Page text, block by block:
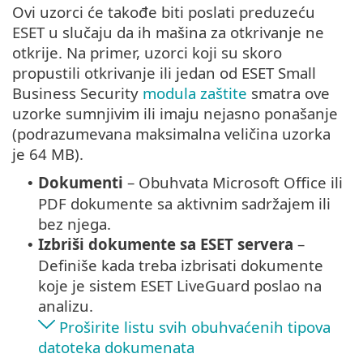
Ovi uzorci će takođe biti poslati preduzeću
ESET u slučaju da ih mašina za otkrivanje ne
otkrije. Na primer, uzorci koji su skoro
propustili otkrivanje ili jedan od ESET Small
Business Security modula zaštite smatra ove
uzorke sumnjivim ili imaju nejasno ponašanje
(podrazumevana maksimalna veličina uzorka
je 64 MB).
• Dokumenti – Obuhvata Microsoft Office ili
PDF dokumente sa aktivnim sadržajem ili
bez njega.
• Izbriši dokumente sa ESET servera –
Definiše kada treba izbrisati dokumente
koje je sistem ESET LiveGuard poslao na
analizu.
Proširite listu svih obuhvaćenih tipova
datoteka dokumenata